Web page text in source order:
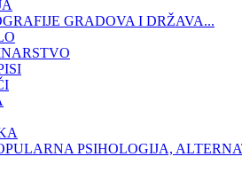
GRADOVA I DRŽAVA...
PSIHOLOGIJA,